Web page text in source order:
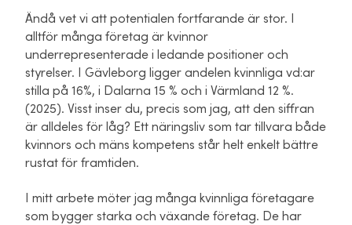
Ändå vet vi att potentialen fortfarande är stor. I
alltför många företag är kvinnor
underrepresenterade i ledande positioner och
styrelser. I Gävleborg ligger andelen kvinnliga vd:ar
stilla på 16%, i Dalarna 15 % och i Värmland 12 %.
(2025). Visst inser du, precis som jag, att den siffran
är alldeles för låg? Ett näringsliv som tar tillvara både
kvinnors och mäns kompetens står helt enkelt bättre
rustat för framtiden.
I mitt arbete möter jag många kvinnliga företagare
som bygger starka och växande företag. De har